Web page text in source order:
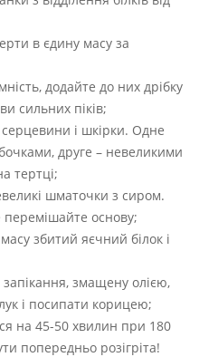
в єдину масу за
додайте до них дрібку
сильних піків;
і шкірки. Одне
друге – невеликими
тертці;
шматочки з сиром.
перемішайте основу;
збитий яєчний білок і
змащену олією,
і посипати корицею;
на 45-50 хвилин при 180
попередньо розігріта!